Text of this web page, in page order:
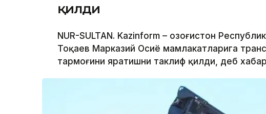
қилди
NUR-SULTAN. Kazinform – Қозоғистон
Тоқаев Марказий Осиё мамлакатларига
тармоғини яратишни таклиф қилди, деб